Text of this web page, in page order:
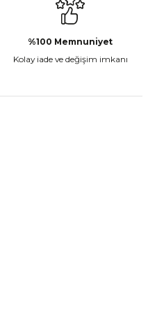
%100 Memnuniyet
Kolay iade ve değişim imkanı